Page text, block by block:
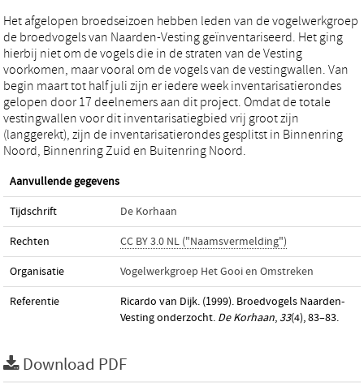
Het afgelopen broedseizoen hebben leden van de vogelwerkgroep
de broedvogels van Naarden-Vesting geïnventariseerd. Het ging
hierbij niet om de vogels die in de straten van de Vesting
voorkomen, maar vooral om de vogels van de vestingwallen. Van
begin maart tot half juli zijn er iedere week inventarisatierondes
gelopen door 17 deelnemers aan dit project. Omdat de totale
vestingwallen voor dit inventarisatiegbied vrij groot zijn
(langgerekt), zijn de inventarisatierondes gesplitst in Binnenring
Noord, Binnenring Zuid en Buitenring Noord.
Aanvullende gegevens
Tijdschrift De Korhaan
Rechten CC BY 3.0 NL ("Naamsvermelding")
Organisatie Vogelwerkgroep Het Gooi en Omstreken
Referentie
Ricardo van Dijk. (1999). Broedvogels Naarden-
Vesting onderzocht. De Korhaan, 33(4), 83–83.
Download PDF